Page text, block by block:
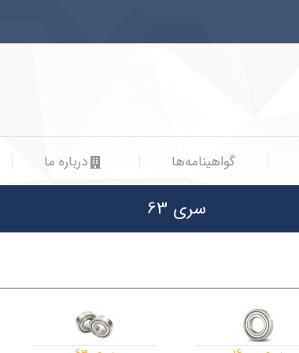
گواهینامه‌ها درباره ما
سری 63